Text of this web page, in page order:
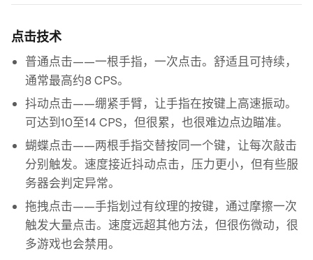
点击技术
普通点击——一根手指，一次点击。舒适且可持续，
通常最高约8 CPS。
抖动点击——绷紧手臂，让手指在按键上高速振动。
可达到10至14 CPS，但很累，也很难边点边瞄准。
蝴蝶点击——两根手指交替按同一个键，让每次敲击
分别触发。速度接近抖动点击，压力更小，但有些服
务器会判定异常。
拖拽点击——手指划过有纹理的按键，通过摩擦一次
触发大量点击。速度远超其他方法，但很伤微动，很
多游戏也会禁用。